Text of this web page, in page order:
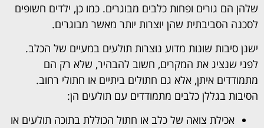
שלהן הם גורים ופחות כלבים מבוגרים. כמו כן, ילדים חשופים
לסכנה הסביבתית שהן יוצרות יותר מאשר מבוגרים.
ישנן סיבות שונות מדוע נוצרות תולעים במעיים של הכלב.
לפני שנציג את המקרים, חשוב להבהיר, שלא רק הם
מתמודדים איתן, אלא גם חתולים ביתיים או חתולי רחוב.
הסיבות בגללן כלבים מתמודדים עם תולעים הן:
אכילת צואה של כלב או חתול הכוללת בתוכה תולעים או